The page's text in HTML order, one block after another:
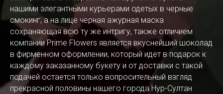
нашими элегантными курьерами одетых в черные
смокинг, а на лице черная ажурная маска
сохраняющая всю ту же интригу, также отличием
компании Prime Flowers является вкуснейший шоколад
в фирменном оформлении, который идет в подарок к
каждому заказанному букету и от доставки с такой
подачей остается только вопросительный взгляд
прекрасной половины нашего города Нур-Султан